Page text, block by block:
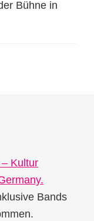
Kultur
Bands